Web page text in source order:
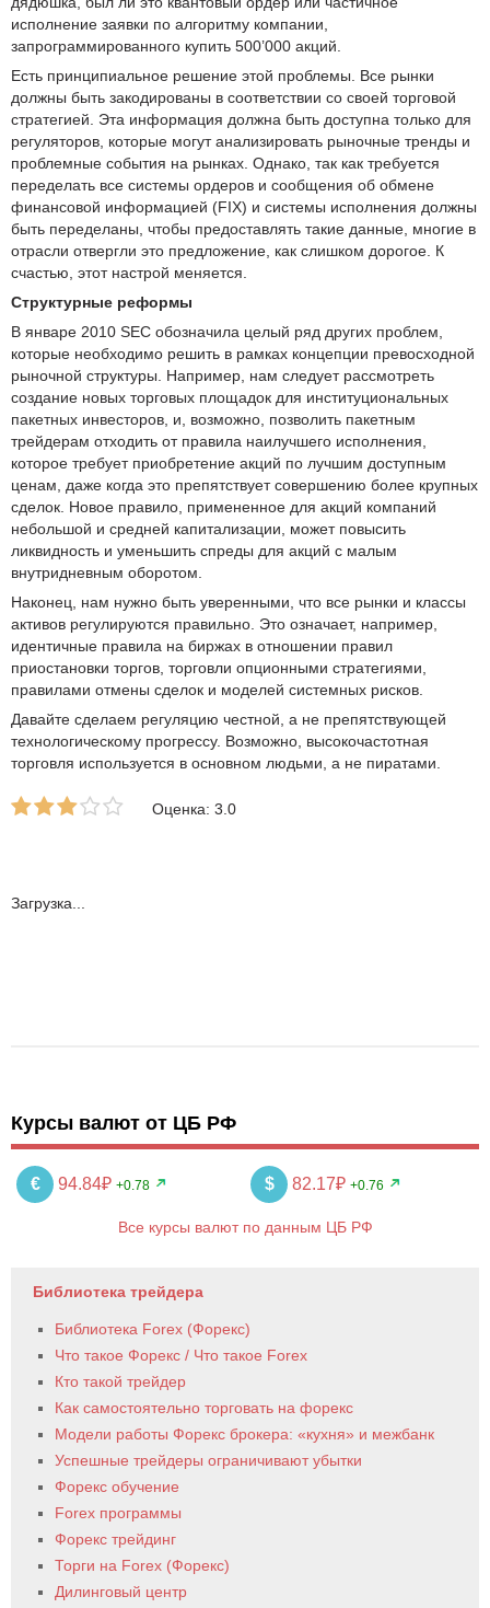
исполнение заявки по алгоритму компании,
запрограммированного купить 500’000 акций.
Есть принципиальное решение этой проблемы. Все рынки
должны быть закодированы в соответствии со своей торговой
стратегией. Эта информация должна быть доступна только для
регуляторов, которые могут анализировать рыночные тренды и
проблемные события на рынках. Однако, так как требуется
переделать все системы ордеров и сообщения об обмене
финансовой информацией (FIX) и системы исполнения должны
быть переделаны, чтобы предоставлять такие данные, многие в
отрасли отвергли это предложение, как слишком дорогое. К
счастью, этот настрой меняется.
Структурные реформы
В январе 2010 SEC обозначила целый ряд других проблем,
которые необходимо решить в рамках концепции превосходной
рыночной структуры. Например, нам следует рассмотреть
создание новых торговых площадок для институциональных
пакетных инвесторов, и, возможно, позволить пакетным
трейдерам отходить от правила наилучшего исполнения,
которое требует приобретение акций по лучшим доступным
ценам, даже когда это препятствует совершению более крупных
сделок. Новое правило, примененное для акций компаний
небольшой и средней капитализации, может повысить
ликвидность и уменьшить спреды для акций с малым
внутридневным оборотом.
Наконец, нам нужно быть уверенными, что все рынки и классы
активов регулируются правильно. Это означает, например,
идентичные правила на биржах в отношении правил
приостановки торгов, торговли опционными стратегиями,
правилами отмены сделок и моделей системных рисков.
Давайте сделаем регуляцию честной, а не препятствующей
технологическому прогрессу. Возможно, высокочастотная
торговля используется в основном людьми, а не пиратами.
Оценка: 3.0
Загрузка...
Курсы валют от ЦБ РФ
€ 94.84₽ +0.78 $ 82.17₽ +0.76
Все курсы валют по данным ЦБ РФ
Библиотека трейдера
Библиотека Forex (Форекс)
Что такое Форекс / Что такое Forex
Кто такой трейдер
Как самостоятельно торговать на форекс
Модели работы Форекс брокера: «кухня» и межбанк
Успешные трейдеры ограничивают убытки
Форекс обучение
Forex программы
Форекс трейдинг
Торги на Forex (Форекс)
Дилинговый центр